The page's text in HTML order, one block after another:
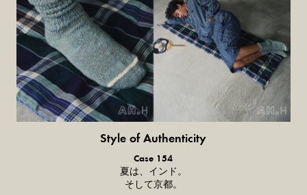
Style of Authenticity
普通の服、普通のスタイル。
Case 154
夏は、インド。
そして京都。